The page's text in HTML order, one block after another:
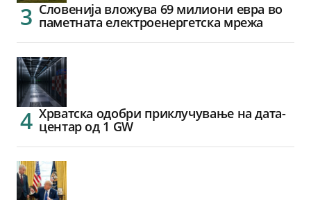
Словенија вложува 69 милиони евра во
паметната електроенергетска мрежа
Хрватска одобри приклучување на дата-
центар од 1 GW